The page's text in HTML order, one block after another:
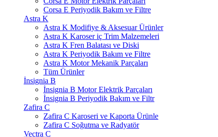
Corsa E Periyodik Bakım ve Filtre
Astra K
Astra K Modifiye & Aksesuar Ürünler
Astra K Karoser iç Trim Malzemeleri
Astra K Fren Balatası ve Diski
Astra K Periyodik Bakım ve Filtre
Astra K Motor Mekanik Parçaları
Tüm Ürünler
İnsignia B
İnsignia B Motor Elektrik Parçaları
İnsignia B Periyodik Bakım ve Filtr
Zafira C
Zafira C Karoseri ve Kaporta Ürünle
Zafira C Soğutma ve Radyatör
Vectra C